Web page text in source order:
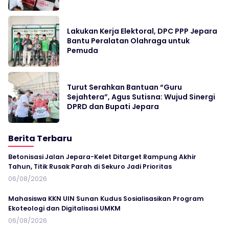
Lakukan Kerja Elektoral, DPC PPP Jepara
Bantu Peralatan Olahraga untuk
Pemuda
Turut Serahkan Bantuan “Guru
Sejahtera”, Agus Sutisna: Wujud Sinergi
DPRD dan Bupati Jepara
Berita Terbaru
Betonisasi Jalan Jepara-Kelet Ditarget Rampung Akhir
Tahun, Titik Rusak Parah di Sekuro Jadi Prioritas
06/08/2026
Mahasiswa KKN UIN Sunan Kudus Sosialisasikan Program
Ekoteologi dan Digitalisasi UMKM
06/08/2026